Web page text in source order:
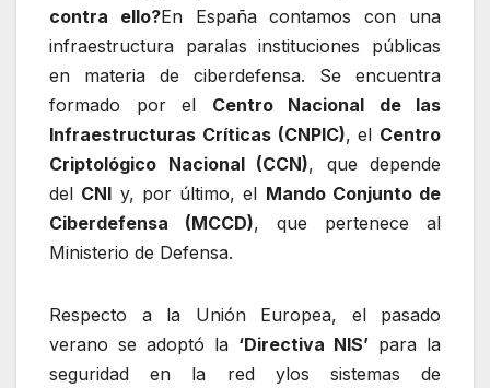
contra ello?En España contamos con una
infraestructura paralas instituciones públicas
en materia de ciberdefensa. Se encuentra
formado por el Centro Nacional de las
Infraestructuras Críticas (CNPIC), el Centro
Criptológico Nacional (CCN), que depende
del CNI y, por último, el Mando Conjunto de
Ciberdefensa (MCCD), que pertenece al
Ministerio de Defensa.
Respecto a la Unión Europea, el pasado
verano se adoptó la ‘Directiva NIS’ para la
seguridad en la red ylos sistemas de